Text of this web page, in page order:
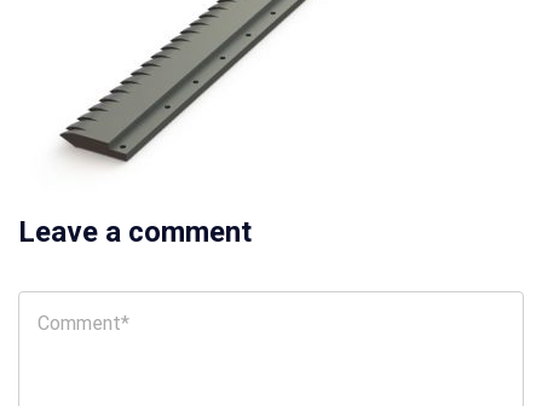
Leave a comment